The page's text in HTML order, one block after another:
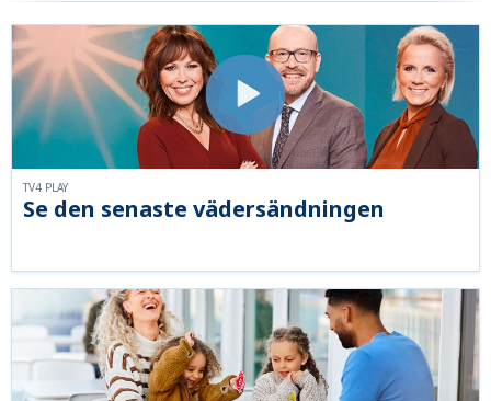
Se den senaste vädersändningen
TV4 PLAY